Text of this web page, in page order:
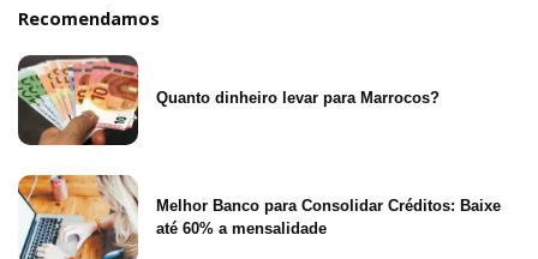
Recomendamos
Quanto dinheiro levar para Marrocos?
Melhor Banco para Consolidar Créditos: Baixe
até 60% a mensalidade